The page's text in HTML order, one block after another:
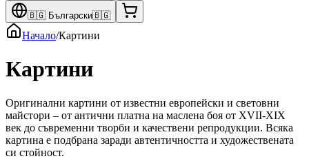
🇧🇬 Български🇧🇬
Начало/Картини
Картини
Оригинални картини от известни европейски и световни
майстори – от антични платна на маслена боя от XVII-XIX
век до съвременни творби и качествени репродукции. Всяка
картина е подбрана заради автентичността и художествената
си стойност.